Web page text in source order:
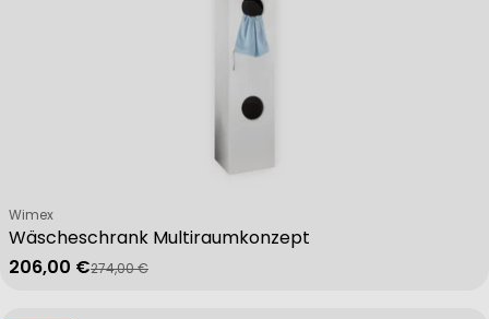
Wäscheschrank Multiraumkonzept
Verkäufer:
Wimex
Verkaufspreis
206,00 €
Regulärer Preis
274,00 €